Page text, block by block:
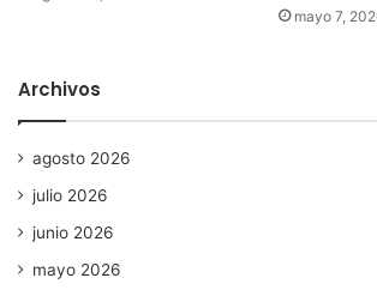
mayo 7,
Archivos
agosto 2026
julio 2026
junio 2026
mayo 2026